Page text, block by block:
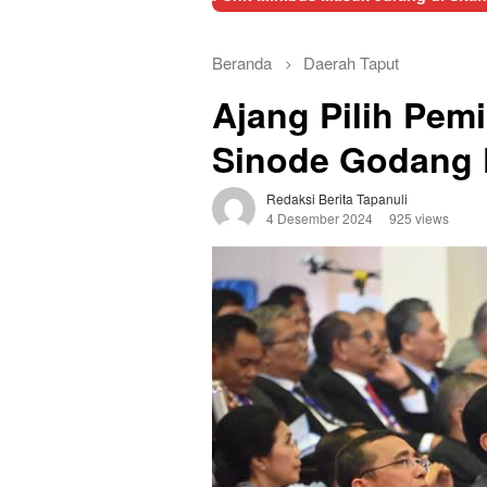
Beranda DaerahTaput
Ajang Pilih
Sinode Godang
Redaksi Berita Tapanuli
4 Desember 2024
925 views